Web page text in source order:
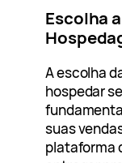
Escolha
A escolha
hospedar
suas
plataforma